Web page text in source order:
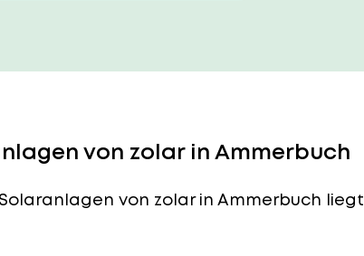
von zolar in Ammerbuch
von zolar in Ammerbuch liegt